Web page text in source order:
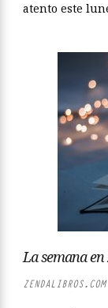
atento este
La semana
ZENDALIBROS.COM